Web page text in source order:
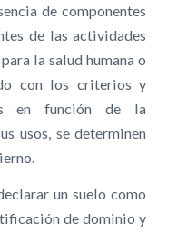
de componentes
de las actividades
la salud humana o
con los criterios y
en función de la
usos, se determinen
un suelo como
de dominio y